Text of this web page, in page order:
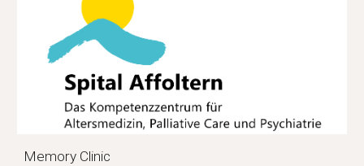
Memory Clinic